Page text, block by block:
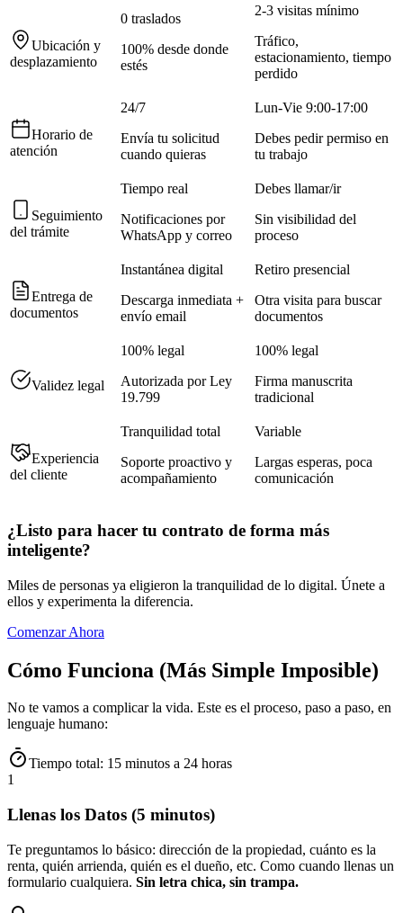
Ubicación y
desplazamiento
0 traslados
100% desde donde
estés
2-3 visitas mínimo
Tráfico,
estacionamiento, tiempo
perdido
Horario de
atención
24/7
Envía tu solicitud
cuando quieras
Lun-Vie 9:00-17:00
Debes pedir permiso en
tu trabajo
Seguimiento
del trámite
Tiempo real
Notificaciones por
WhatsApp y correo
Debes llamar/ir
Sin visibilidad del
proceso
Entrega de
documentos
Instantánea digital
Descarga inmediata +
envío email
Retiro presencial
Otra visita para buscar
documentos
Validez legal
100% legal
Autorizada por Ley
19.799
100% legal
Firma manuscrita
tradicional
Experiencia
del cliente
Tranquilidad total
Soporte proactivo y
acompañamiento
Variable
Largas esperas, poca
comunicación
¿Listo para hacer tu contrato de forma más
inteligente?
Miles de personas ya eligieron la tranquilidad de lo digital. Únete a
ellos y experimenta la diferencia.
Comenzar Ahora
Cómo Funciona (Más Simple Imposible)
No te vamos a complicar la vida. Este es el proceso, paso a paso, en
lenguaje humano:
Tiempo total: 15 minutos a 24 horas
1
Llenas los Datos (5 minutos)
Te preguntamos lo básico: dirección de la propiedad, cuánto es la
renta, quién arrienda, quién es el dueño, etc. Como cuando llenas un
formulario cualquiera. Sin letra chica, sin trampa.